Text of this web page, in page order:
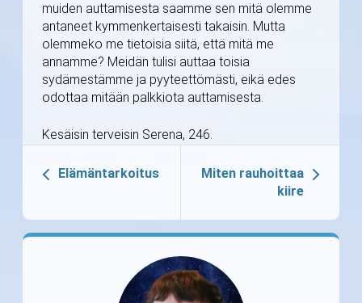
muiden auttamisesta saamme sen mitä olemme
antaneet kymmenkertaisesti takaisin. Mutta
olemmeko me tietoisia siitä, että mitä me
annamme? Meidän tulisi auttaa toisia
sydämestämme ja pyyteettömästi, eikä edes
odottaa mitään palkkiota auttamisesta.
Kesäisin terveisin Serena, 246.
Elämäntarkoitus
Miten rauhoittaa
kiire